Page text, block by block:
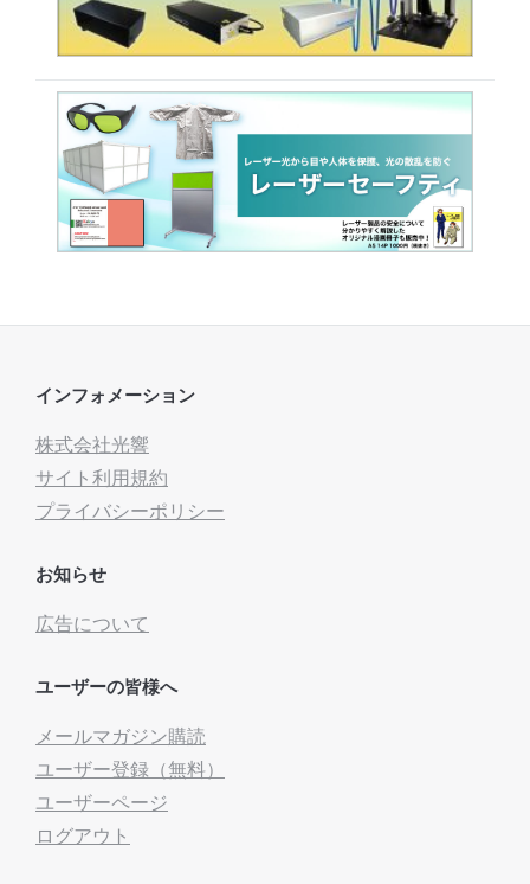
インフォメーション
株式会社光響
サイト利用規約
プライバシーポリシー
お知らせ
広告について
ユーザーの皆様へ
メールマガジン購読
ユーザー登録（無料）
ユーザーページ
ログアウト